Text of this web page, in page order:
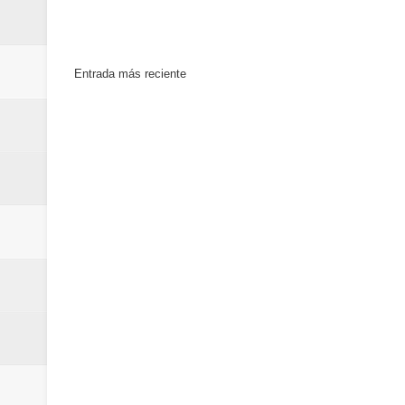
Entrada más reciente